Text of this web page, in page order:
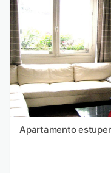
Apartamento